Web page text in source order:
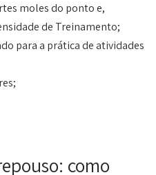
moles do ponto e,
de Treinamento;
para a prática de atividades
como